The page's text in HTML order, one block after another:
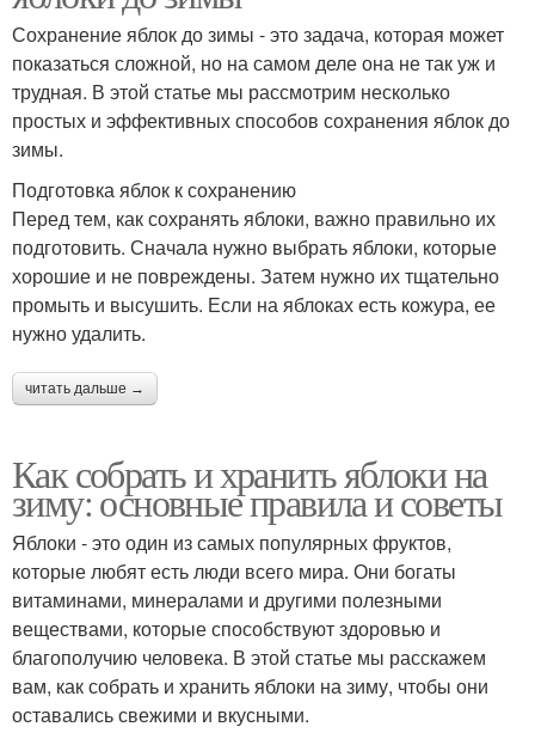
Сохранение яблок до зимы - это задача, которая может
показаться сложной, но на самом деле она не так уж и
трудная. В этой статье мы рассмотрим несколько
простых и эффективных способов сохранения яблок до
зимы.
Подготовка яблок к сохранению
Перед тем, как сохранять яблоки, важно правильно их
подготовить. Сначала нужно выбрать яблоки, которые
хорошие и не повреждены. Затем нужно их тщательно
промыть и высушить. Если на яблоках есть кожура, ее
нужно удалить.
читать дальше →
Как собрать и хранить яблоки на
зиму: основные правила и советы
Яблоки - это один из самых популярных фруктов,
которые любят есть люди всего мира. Они богаты
витаминами, минералами и другими полезными
веществами, которые способствуют здоровью и
благополучию человека. В этой статье мы расскажем
вам, как собрать и хранить яблоки на зиму, чтобы они
оставались свежими и вкусными.